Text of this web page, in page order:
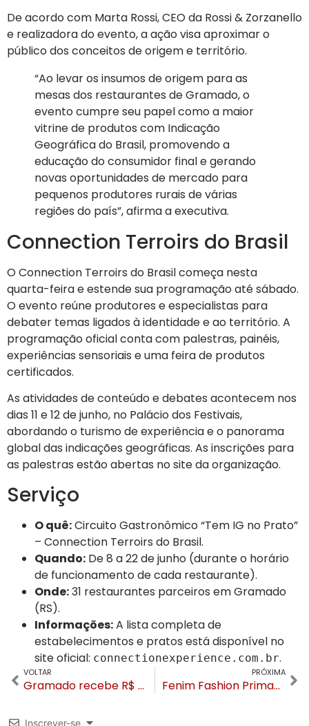
De acordo com Marta Rossi, CEO da Rossi & Zorzanello
e realizadora do evento, a ação visa aproximar o
público dos conceitos de origem e território.
“Ao levar os insumos de origem para as
mesas dos restaurantes de Gramado, o
evento cumpre seu papel como a maior
vitrine de produtos com Indicação
Geográfica do Brasil, promovendo a
educação do consumidor final e gerando
novas oportunidades de mercado para
pequenos produtores rurais de várias
regiões do país”, afirma a executiva.
Connection Terroirs do Brasil
O Connection Terroirs do Brasil começa nesta
quarta-feira e estende sua programação até sábado.
O evento reúne produtores e especialistas para
debater temas ligados à identidade e ao território. A
programação oficial conta com palestras, painéis,
experiências sensoriais e uma feira de produtos
certificados.
As atividades de conteúdo e debates acontecem nos
dias 11 e 12 de junho, no Palácio dos Festivais,
abordando o turismo de experiência e o panorama
global das indicações geográficas. As inscrições para
as palestras estão abertas no site da organização.
Serviço
O quê:Circuito Gastronômico “Tem IG no Prato”
– Connection Terroirs do Brasil.
Quando: De 8 a 22 de junho (durante o horário
de funcionamento de cada restaurante).
Onde:31 restaurantes parceiros em Gramado
(RS).
Informações:A lista completa de
estabelecimentos e pratos está disponível no
site oficial: connectionexperience.com.br.
VOLTAR
Gramado recebe R$ 19,35 milhões do Estado para recuperação da ERS-373 e contenção de encostas
PRÓXIMA
Fenim Fashion Primavera-Verão retorna a Gramado em junho
Inscrever-se